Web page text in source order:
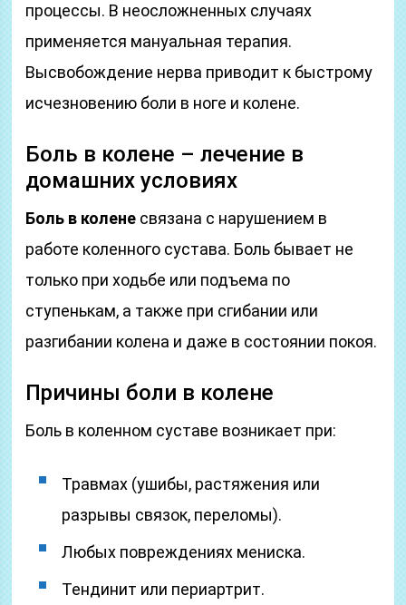
процессы. В неосложненных случаях
применяется мануальная терапия.
Высвобождение нерва приводит к быстрому
исчезновению боли в ноге и колене.
Боль в колене – лечение в
домашних условиях
Боль в колене связана с нарушением в
работе коленного сустава. Боль бывает не
только при ходьбе или подъема по
ступенькам, а также при сгибании или
разгибании колена и даже в состоянии покоя.
Причины боли в колене
Боль в коленном суставе возникает при:
Травмах (ушибы, растяжения или
разрывы связок, переломы).
Любых повреждениях мениска.
Тендинит или периартрит.